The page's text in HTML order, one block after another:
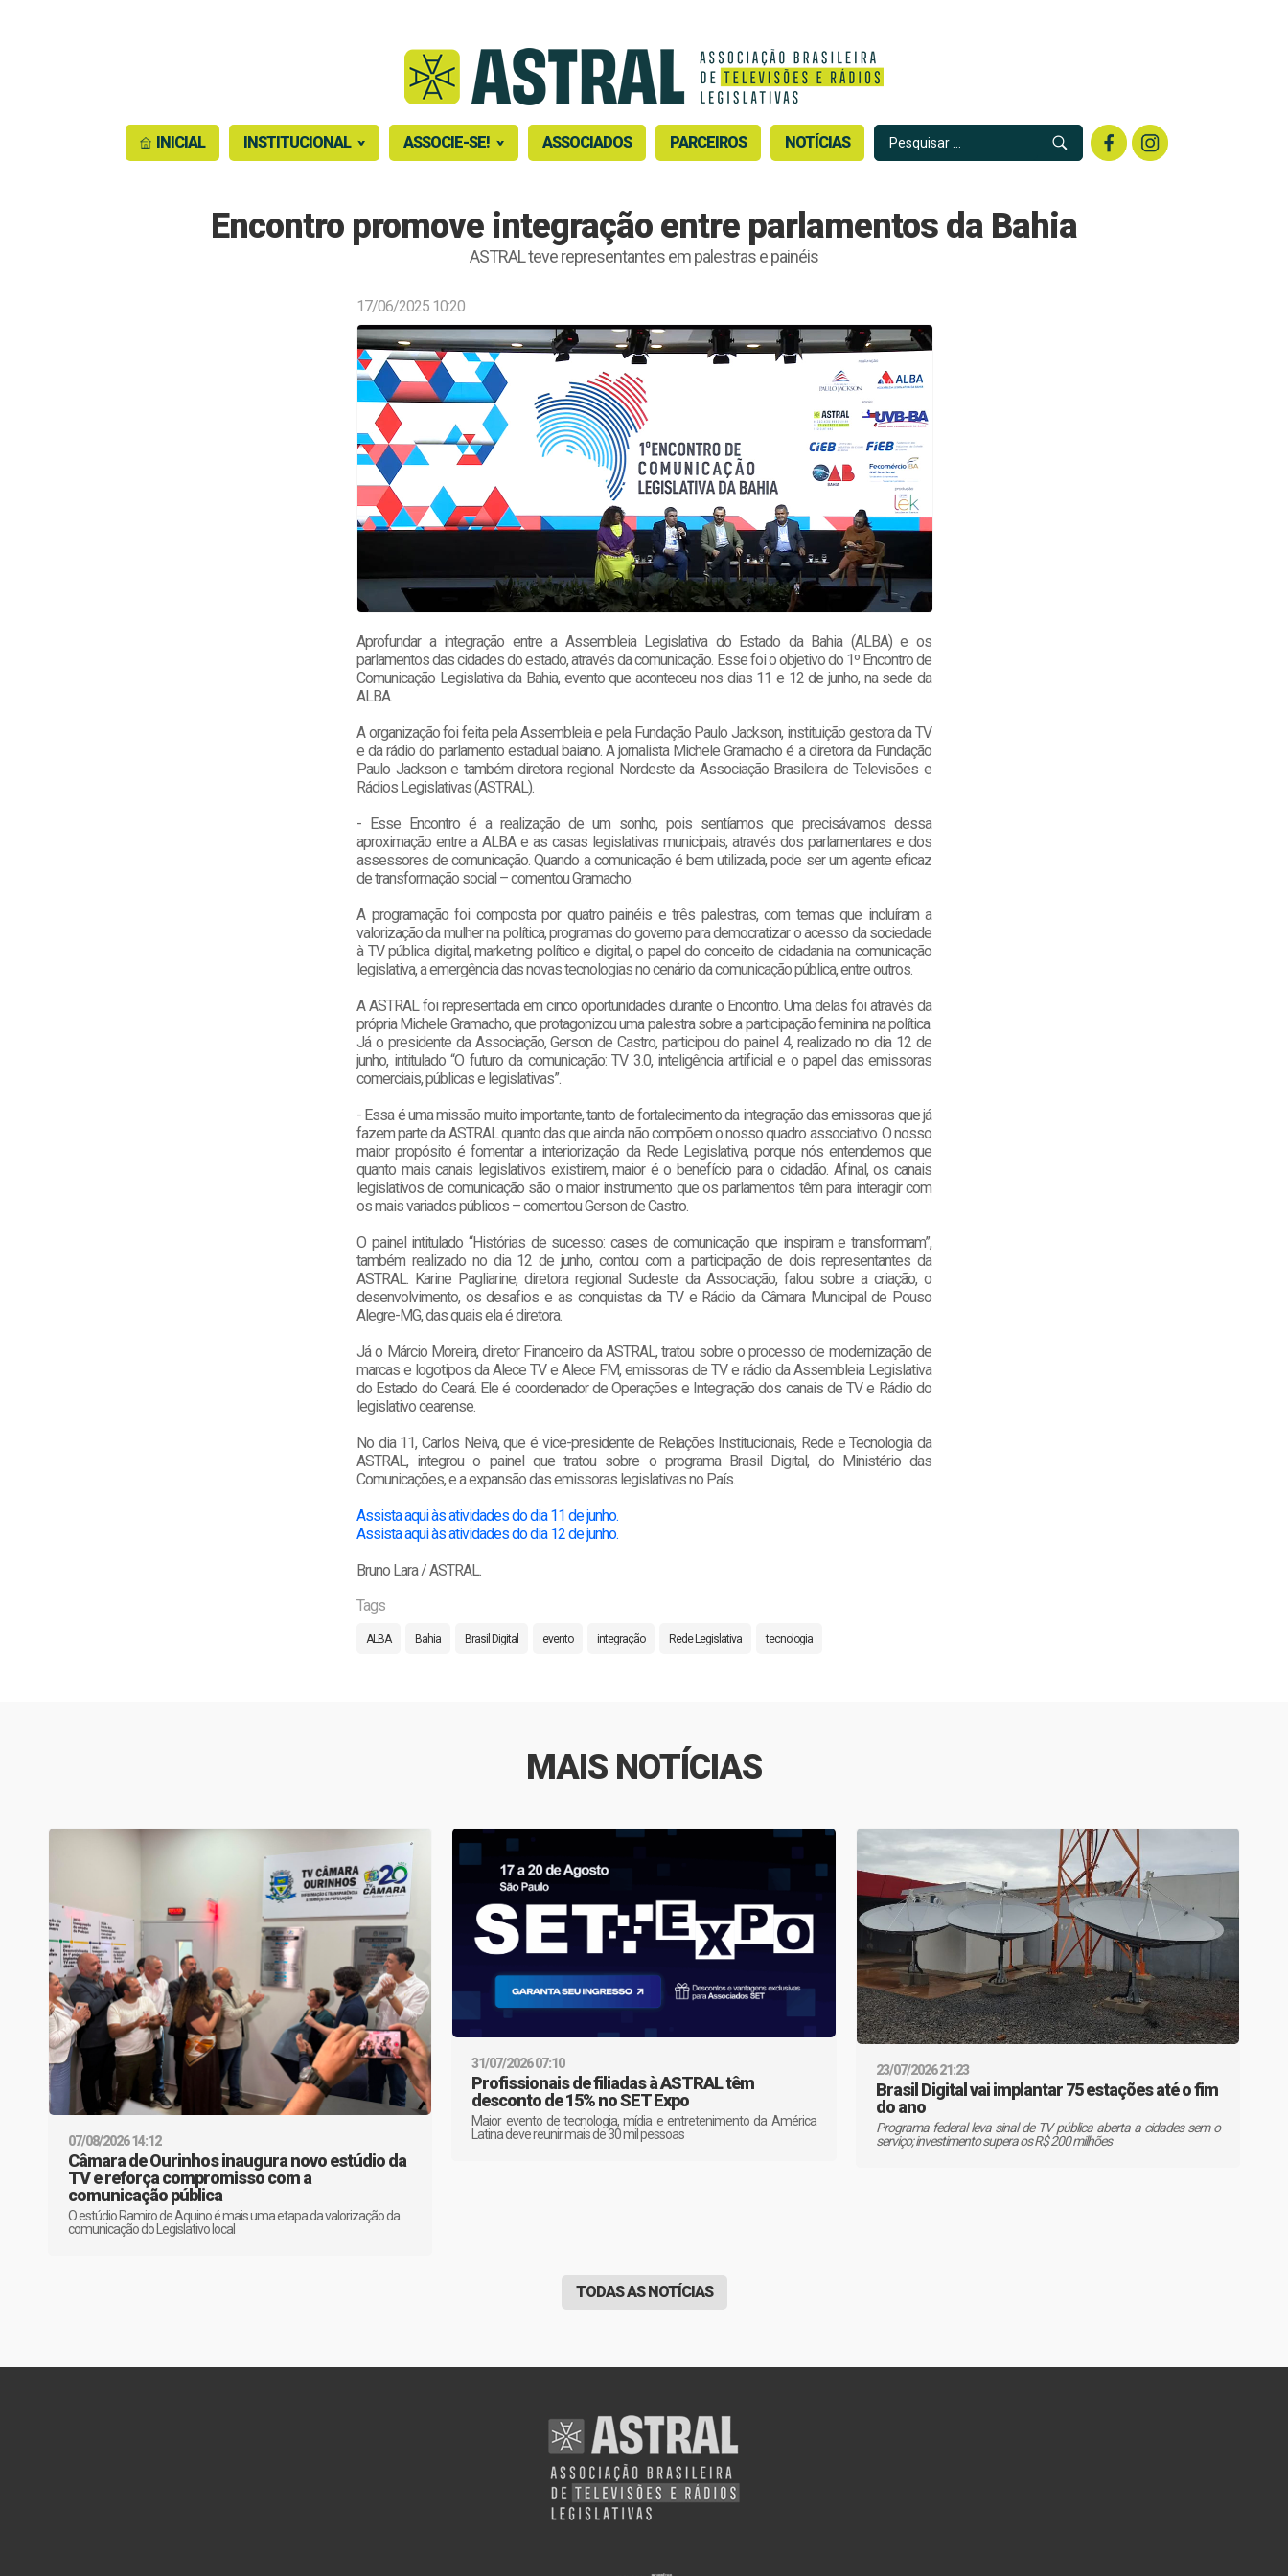
INICIAL INSTITUCIONAL ASSOCIE-SE! ASSOCIADOS PARCEIROS NOTÍCIAS
Encontro promove integração entre parlamentos da Bahia
ASTRAL teve representantes em palestras e painéis
17/06/2025 10:20
Aprofundar a integração entre a Assembleia Legislativa do Estado da Bahia (ALBA) e os
parlamentos das cidades do estado, através da comunicação. Esse foi o objetivo do 1º Encontro de
Comunicação Legislativa da Bahia, evento que aconteceu nos dias 11 e 12 de junho, na sede da
ALBA.
A organização foi feita pela Assembleia e pela Fundação Paulo Jackson, instituição gestora da TV
e da rádio do parlamento estadual baiano. A jornalista Michele Gramacho é a diretora da Fundação
Paulo Jackson e também diretora regional Nordeste da Associação Brasileira de Televisões e
Rádios Legislativas (ASTRAL).
- Esse Encontro é a realização de um sonho, pois sentíamos que precisávamos dessa
aproximação entre a ALBA e as casas legislativas municipais, através dos parlamentares e dos
assessores de comunicação. Quando a comunicação é bem utilizada, pode ser um agente eficaz
de transformação social – comentou Gramacho.
A programação foi composta por quatro painéis e três palestras, com temas que incluíram a
valorização da mulher na política, programas do governo para democratizar o acesso da sociedade
à TV pública digital, marketing político e digital, o papel do conceito de cidadania na comunicação
legislativa, a emergência das novas tecnologias no cenário da comunicação pública, entre outros.
A ASTRAL foi representada em cinco oportunidades durante o Encontro. Uma delas foi através da
própria Michele Gramacho, que protagonizou uma palestra sobre a participação feminina na política.
Já o presidente da Associação, Gerson de Castro, participou do painel 4, realizado no dia 12 de
junho, intitulado “O futuro da comunicação: TV 3.0, inteligência artificial e o papel das emissoras
comerciais, públicas e legislativas”.
- Essa é uma missão muito importante, tanto de fortalecimento da integração das emissoras que já
fazem parte da ASTRAL quanto das que ainda não compõem o nosso quadro associativo. O nosso
maior propósito é fomentar a interiorização da Rede Legislativa, porque nós entendemos que
quanto mais canais legislativos existirem, maior é o benefício para o cidadão. Afinal, os canais
legislativos de comunicação são o maior instrumento que os parlamentos têm para interagir com
os mais variados públicos – comentou Gerson de Castro.
O painel intitulado “Histórias de sucesso: cases de comunicação que inspiram e transformam”,
também realizado no dia 12 de junho, contou com a participação de dois representantes da
ASTRAL. Karine Pagliarine, diretora regional Sudeste da Associação, falou sobre a criação, o
desenvolvimento, os desafios e as conquistas da TV e Rádio da Câmara Municipal de Pouso
Alegre-MG, das quais ela é diretora.
Já o Márcio Moreira, diretor Financeiro da ASTRAL, tratou sobre o processo de modernização de
marcas e logotipos da Alece TV e Alece FM, emissoras de TV e rádio da Assembleia Legislativa
do Estado do Ceará. Ele é coordenador de Operações e Integração dos canais de TV e Rádio do
legislativo cearense.
No dia 11, Carlos Neiva, que é vice-presidente de Relações Institucionais, Rede e Tecnologia da
ASTRAL, integrou o painel que tratou sobre o programa Brasil Digital, do Ministério das
Comunicações, e a expansão das emissoras legislativas no País.
Assista aqui às atividades do dia 11 de junho.
Assista aqui às atividades do dia 12 de junho.
Bruno Lara / ASTRAL.
Tags
ALBA Bahia Brasil Digital evento integração Rede Legislativa tecnologia
MAIS NOTÍCIAS
07/08/2026 14:12
Câmara de Ourinhos inaugura novo estúdio da
TV e reforça compromisso com a
comunicação pública
O estúdio Ramiro de Aquino é mais uma etapa da valorização da
comunicação do Legislativo local
31/07/2026 07:10
Profissionais de filiadas à ASTRAL têm
desconto de 15% no SET Expo
Maior evento de tecnologia, mídia e entretenimento da América
Latina deve reunir mais de 30 mil pessoas
23/07/2026 21:23
Brasil Digital vai implantar 75 estações até o fim
do ano
Programa federal leva sinal de TV pública aberta a cidades sem o
serviço; investimento supera os R$ 200 milhões
TODAS AS NOTÍCIAS